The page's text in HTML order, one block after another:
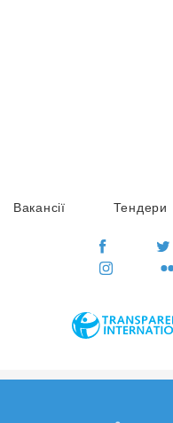
Вакансії Тендери